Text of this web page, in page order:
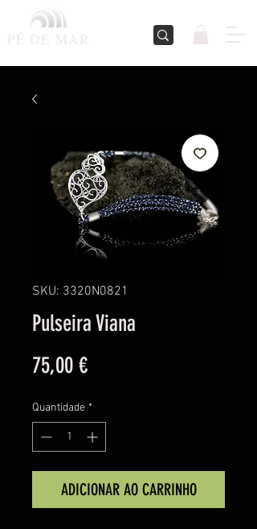
PÉ DE MAR
SKU: 3320N0821
Pulseira Viana
75,00 €Preço
Quantidade *
ADICIONAR AO CARRINHO